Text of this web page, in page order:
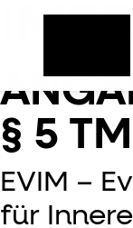
5
EVIM –
für